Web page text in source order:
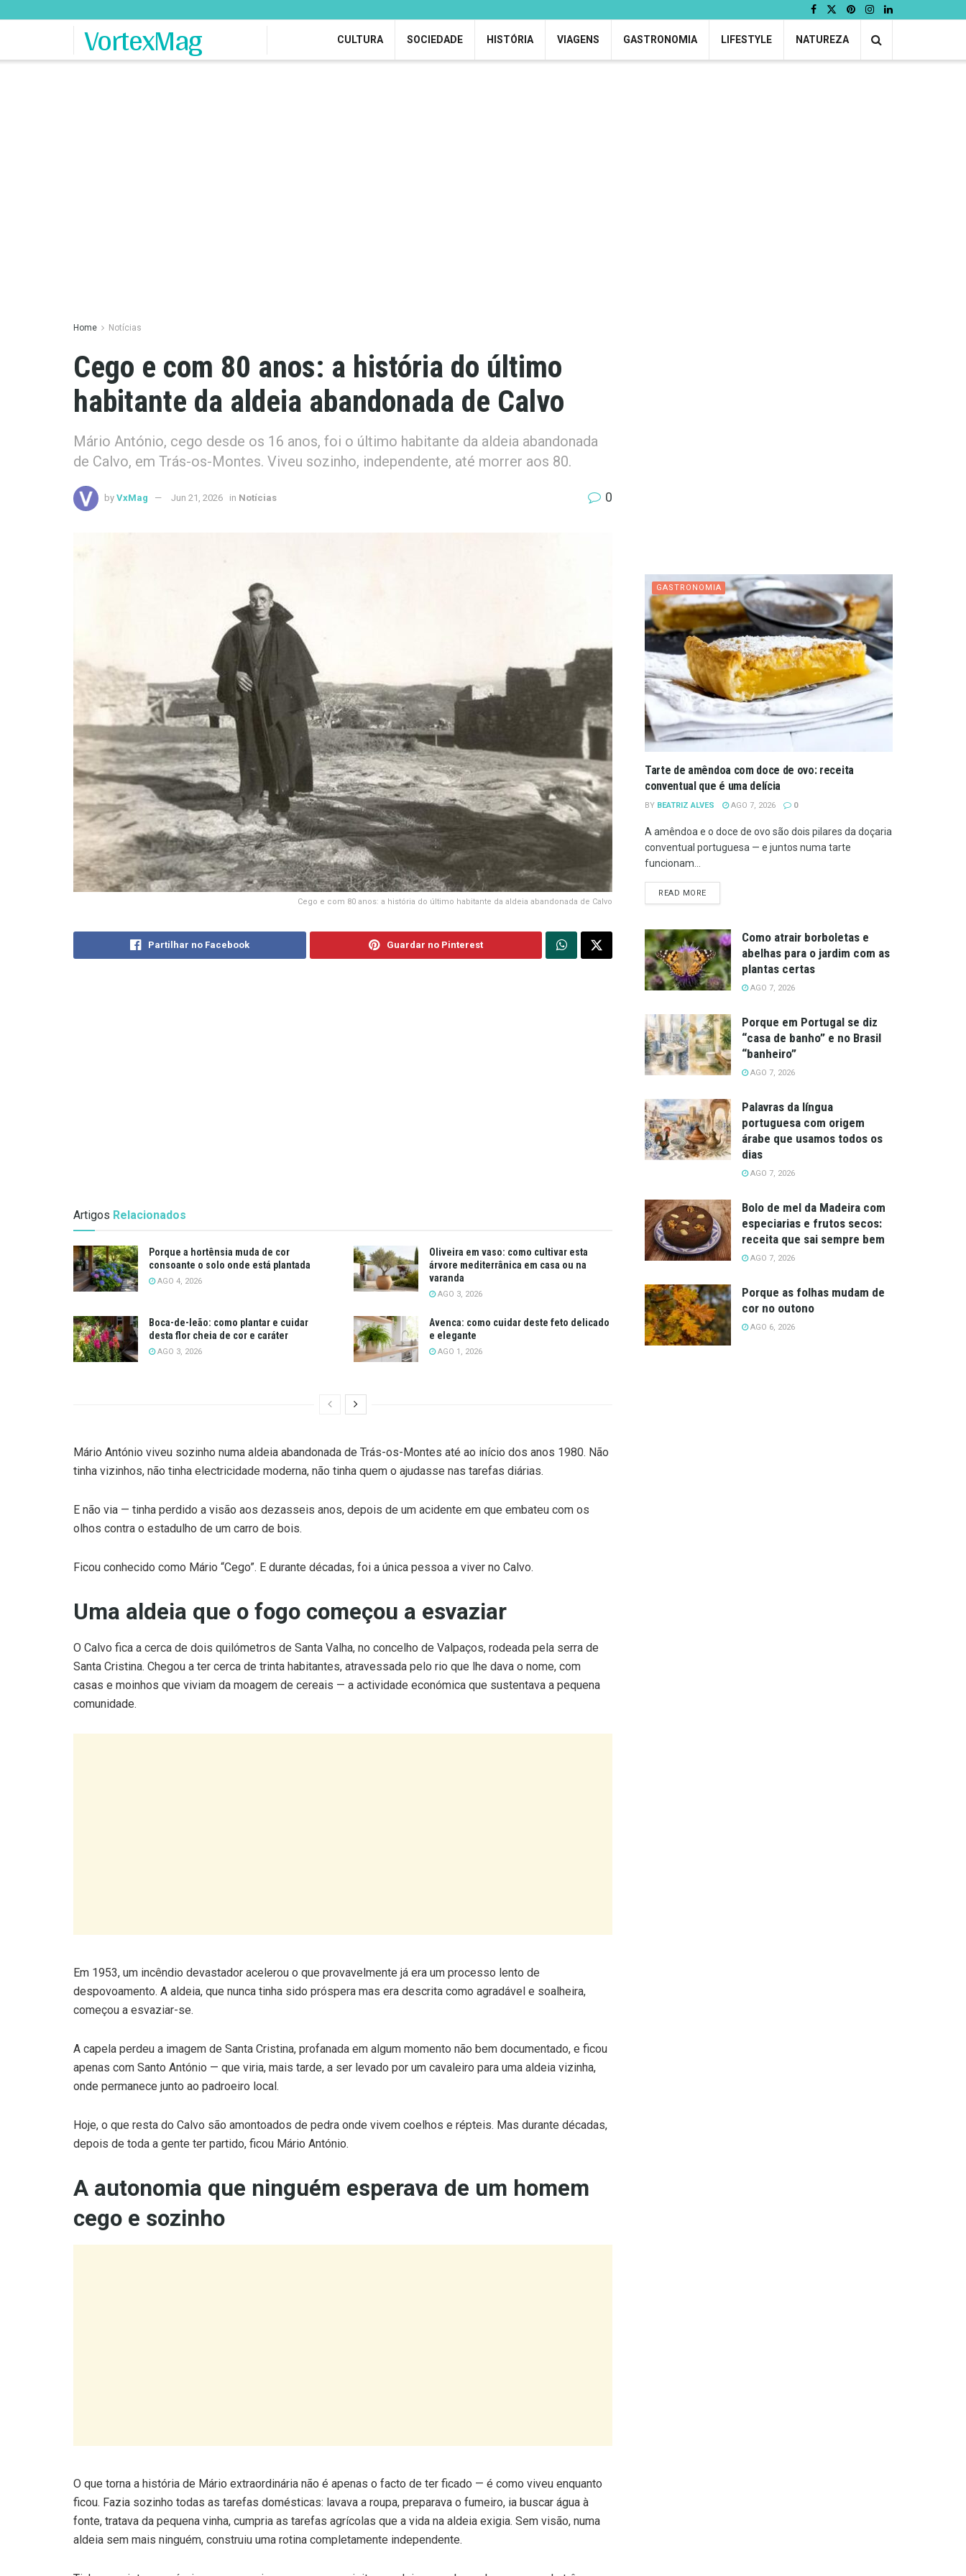
VortexMag CULTURA SOCIEDADE HISTÓRIA VIAGENS GASTRONOMIA LIFESTYLE NATUREZA
Home Notícias
Cego e com 80 anos: a história do último
habitante da aldeia abandonada de Calvo
Mário António, cego desde os 16 anos, foi o último habitante da aldeia abandonada
de Calvo, em Trás-os-Montes. Viveu sozinho, independente, até morrer aos 80.
by VxMag Jun 21, 2026 in Notícias 0
Cego e com 80 anos: a história do último habitante da aldeia abandonada de Calvo
Partilhar no Facebook Guardar no Pinterest
Artigos Relacionados
Porque a hortênsia muda de cor
consoante o solo onde está plantada
AGO 4, 2026
Oliveira em vaso: como cultivar esta
árvore mediterrânica em casa ou na
varanda
AGO 3, 2026
Boca-de-leão: como plantar e cuidar
desta flor cheia de cor e caráter
AGO 3, 2026
Avenca: como cuidar deste feto delicado
e elegante
AGO 1, 2026
Mário António viveu sozinho numa aldeia abandonada de Trás-os-Montes até ao início dos anos 1980. Não
tinha vizinhos, não tinha electricidade moderna, não tinha quem o ajudasse nas tarefas diárias.
E não via — tinha perdido a visão aos dezasseis anos, depois de um acidente em que embateu com os
olhos contra o estadulho de um carro de bois.
Ficou conhecido como Mário “Cego”. E durante décadas, foi a única pessoa a viver no Calvo.
Uma aldeia que o fogo começou a esvaziar
O Calvo fica a cerca de dois quilómetros de Santa Valha, no concelho de Valpaços, rodeada pela serra de
Santa Cristina. Chegou a ter cerca de trinta habitantes, atravessada pelo rio que lhe dava o nome, com
casas e moinhos que viviam da moagem de cereais — a actividade económica que sustentava a pequena
comunidade.
começou a esvaziar-se.
A capela perdeu a imagem de Santa Cristina, profanada em algum momento não bem documentado, e ficou
onde permanece junto ao padroeiro local.
Hoje, o que resta do Calvo são amontoados de pedra onde vivem coelhos e répteis. Mas durante décadas,
cego e sozinho
ficou. Fazia sozinho todas as tarefas domésticas: lavava a roupa, preparava o fumeiro, ia buscar água à
aldeia sem mais ninguém, construiu uma rotina completamente independente.
Tinha um sistema próprio para comunicar com quem o visitasse: deixava a chave de casa num de três
buracos na parede, cada um correspondente a um destino diferente para onde se tinha ausentado. Quem
GASTRONOMIA
Tarte de amêndoa com doce de ovo: receita
conventual que é uma delícia
BY BEATRIZ ALVES AGO 7, 2026 0
A amêndoa e o doce de ovo são dois pilares da doçaria
conventual portuguesa — e juntos numa tarte
funcionam...
READ MOREDETAILS
Como atrair borboletas e
abelhas para o jardim com as
plantas certas
AGO 7, 2026
Porque em Portugal se diz
“casa de banho” e no Brasil
“banheiro”
AGO 7, 2026
Palavras da língua
portuguesa com origem
árabe que usamos todos os
dias
AGO 7, 2026
Bolo de mel da Madeira com
especiarias e frutos secos:
receita que sai sempre bem
AGO 7, 2026
Porque as folhas mudam de
cor no outono
AGO 6, 2026